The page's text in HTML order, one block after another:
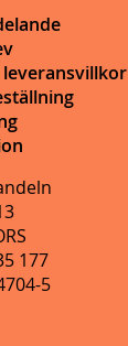
leveransvillkor
177
5